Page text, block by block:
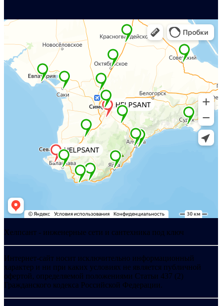
Хелпсант - инженерные сети и сантехника под ключ
Интернет-сайт носит исключительно информационный
характер и ни при каких условиях не является публичной
офертой, определяемой положениями Статьи 437 (2)
Гражданского кодекса Российской Федерации.